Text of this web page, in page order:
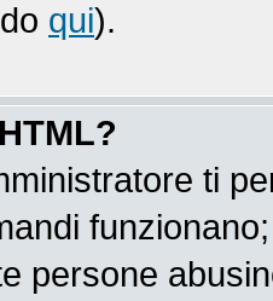
qui).
ti
persone